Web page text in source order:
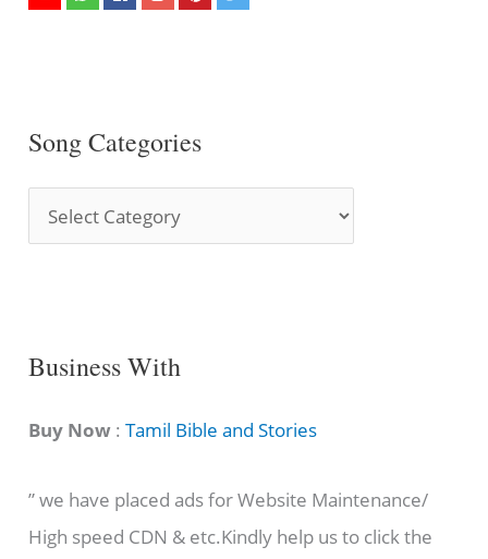
Song Categories
o
C
t
g
o
Business With
Buy Now :Tamil Bible and Stories
” we have placed ads for Website Maintenance/
High speed CDN & etc.Kindly help us to click the